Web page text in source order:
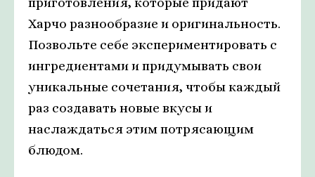
Харчо разнообразие и оригинальность.
Позвольте себе экспериментировать с
ингредиентами и придумывать свои
уникальные сочетания, чтобы каждый
раз создавать новые вкусы и
наслаждаться этим потрясающим
блюдом.